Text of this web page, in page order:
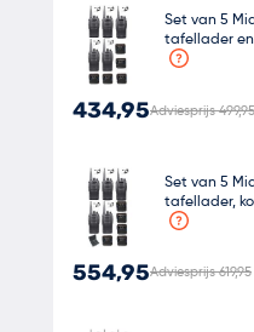
Set van 5
tafellader
434,95Adviesprijs 499,95
Set van 5
tafellader,
554,95Adviesprijs 619,95